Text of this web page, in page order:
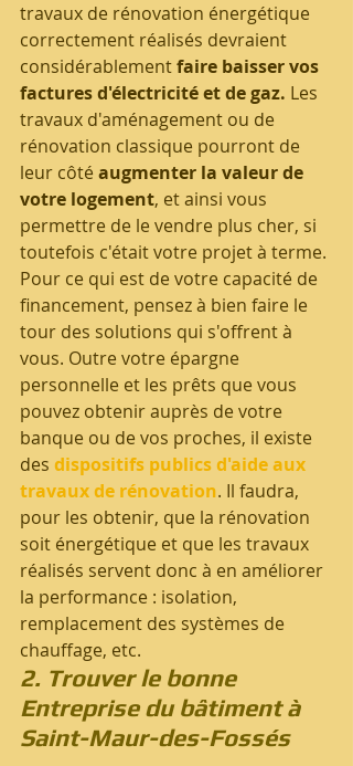
travaux de rénovation énergétique
correctement réalisés devraient
considérablement faire baisser vos
factures d'électricité et de gaz. Les
travaux d'aménagement ou de
rénovation classique pourront de
leur côté augmenter la valeur de
votre logement, et ainsi vous
permettre de le vendre plus cher, si
toutefois c'était votre projet à terme.
Pour ce qui est de votre capacité de
financement, pensez à bien faire le
tour des solutions qui s'offrent à
vous. Outre votre épargne
personnelle et les prêts que vous
pouvez obtenir auprès de votre
banque ou de vos proches, il existe
des dispositifs publics d'aide aux
travaux de rénovation. Il faudra,
pour les obtenir, que la rénovation
soit énergétique et que les travaux
réalisés servent donc à en améliorer
la performance : isolation,
remplacement des systèmes de
chauffage, etc.
2. Trouver le bonne
Entreprise du bâtiment à
Saint-Maur-des-Fossés